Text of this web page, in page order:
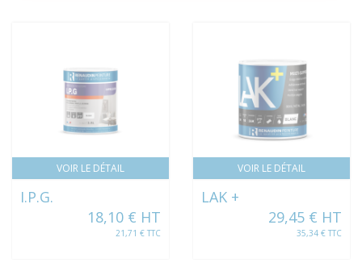
VOIR LE DÉTAIL
I.P.G.
18,10 € HT
21,71 € TTC
VOIR LE DÉTAIL
LAK +
29,45 € HT
35,34 € TTC